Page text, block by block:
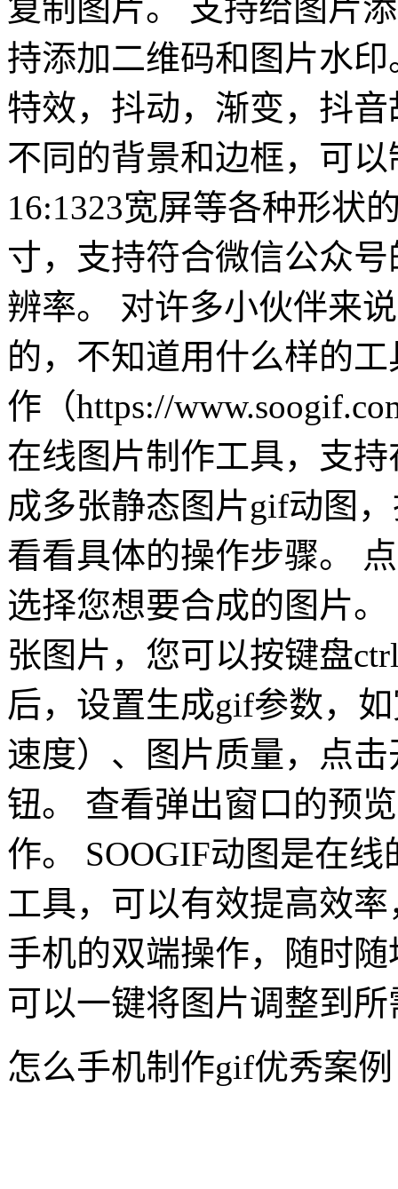
复制图片。 支持给图片
持添加二维码和图片水
特效，抖动，渐变，抖
不同的背景和边框，可
16:1323宽屏等各种形状
寸，支持符合微信公众
辨率。 对许多小伙伴来
的，不知道用什么样的
作（https://
在线图片制作工具，支
成多张静态图片gif动图
看看具体的操作步骤。
选择您想要合成的图片
张图片，您可以按键盘
后，设置生成gif参数，
速度）、图片质量，点
钮。 查看弹出窗口的预
作。 SOOGIF动图是在
工具，可以有效提高效
手机的双端操作，随时
可以一键将图片调整到
怎么手机制作gif优秀案例